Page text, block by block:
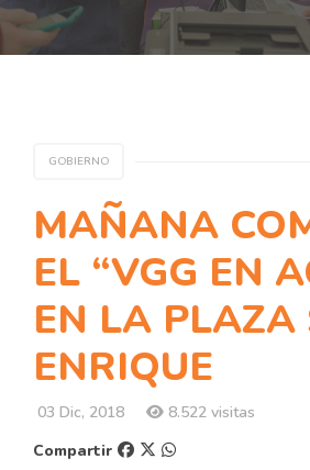
GOBIERNO
MAÑANA
EL “VGG EN
EN LA PLAZA
ENRIQUE
03 Dic, 2018
8.522 visitas
Compartir